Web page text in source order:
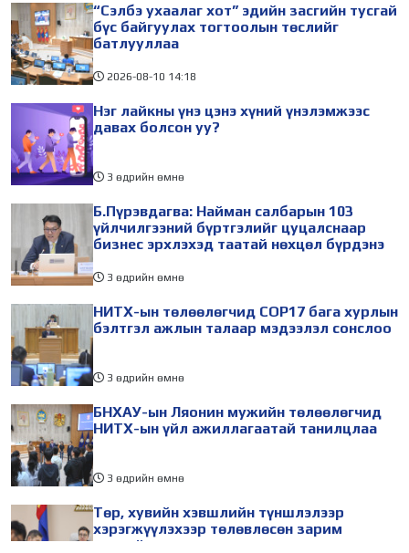
“Сэлбэ ухаалаг хот” эдийн засгийн тусгай
бүс байгуулах тогтоолын төслийг
батлууллаа
2026-08-10 14:18
Нэг лайкны үнэ цэнэ хүний үнэлэмжээс
давах болсон уу?
3 өдрийн өмнө
Б.Пүрэвдагва: Найман салбарын 103
үйлчилгээний бүртгэлийг цуцалснаар
бизнес эрхлэхэд таатай нөхцөл бүрдэнэ
3 өдрийн өмнө
НИТХ-ын төлөөлөгчид COP17 бага хурлын
бэлтгэл ажлын талаар мэдээлэл сонслоо
3 өдрийн өмнө
БНХАУ-ын Ляонин мужийн төлөөлөгчид
НИТХ-ын үйл ажиллагаатай танилцлаа
3 өдрийн өмнө
Төр, хувийн хэвшлийн түншлэлээр
хэрэгжүүлэхээр төлөвлөсөн зарим
төслийг танилцуулав